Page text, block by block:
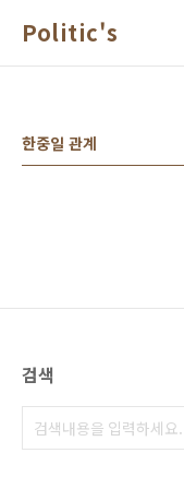
Politic's
한중일 관계
검색